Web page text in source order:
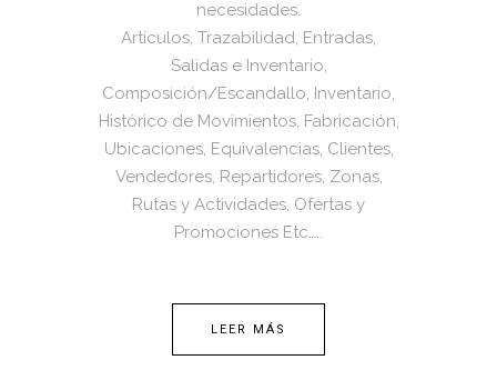
necesidades.
Artículos, Trazabilidad, Entradas,
Salidas e Inventario,
Composición/Escandallo, Inventario,
Histórico de Movimientos, Fabricación,
Ubicaciones, Equivalencias, Clientes,
Vendedores, Repartidores, Zonas,
Rutas y Actividades, Ofertas y
Promociones Etc…..
LEER MÁS